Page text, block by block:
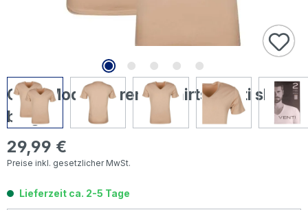
Casa Moda Herren T-Shirts Venti skin
beige
Regulärer Preis:
29,99 €
Preise inkl. gesetzlicher MwSt.
Lieferzeit ca. 2-5 Tage